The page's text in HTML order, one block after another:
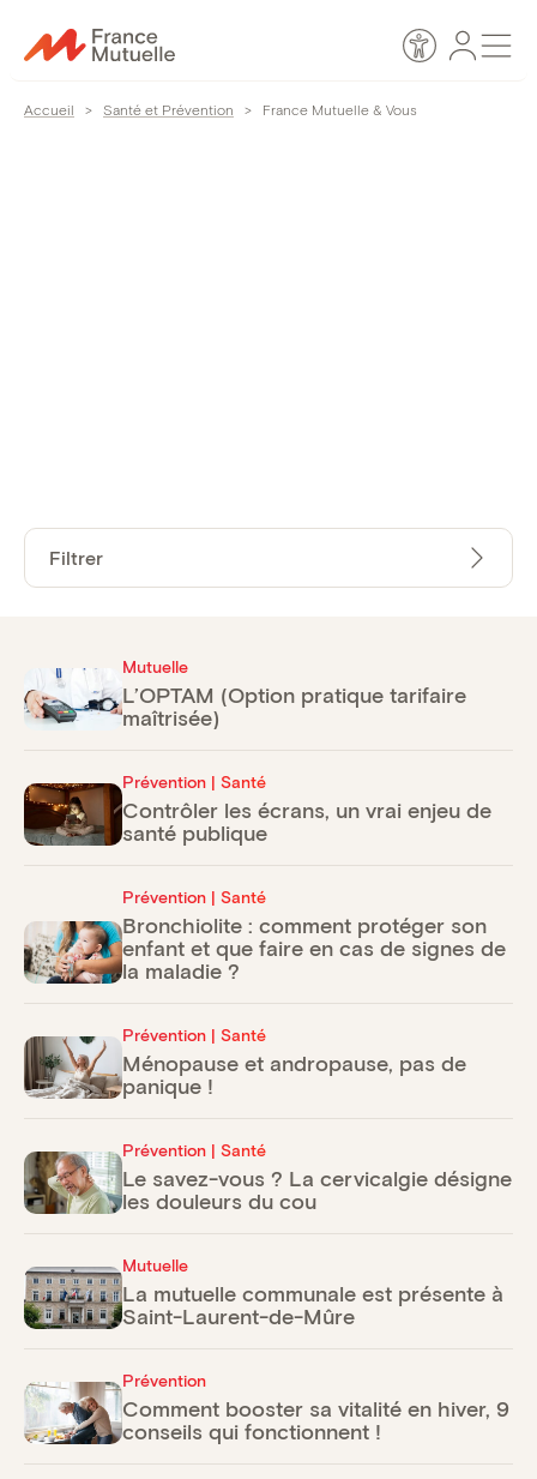
au
Accessibilité
Espace
Accueil > Santé et Prévention > France Mutuelle & Vous
Filtrer
Mutuelle
L’OPTAM (Option pratique tarifaire
maîtrisée)
Prévention | Santé
Contrôler les écrans, un vrai enjeu de
santé publique
Prévention | Santé
Bronchiolite : comment protéger son
enfant et que faire en cas de signes de
la maladie ?
Prévention | Santé
Ménopause et andropause, pas de
panique !
Prévention | Santé
Le savez-vous ? La cervicalgie désigne
les douleurs du cou
Mutuelle
La mutuelle communale est présente à
Saint-Laurent-de-Mûre
Prévention
Comment booster sa vitalité en hiver, 9
conseils qui fonctionnent !